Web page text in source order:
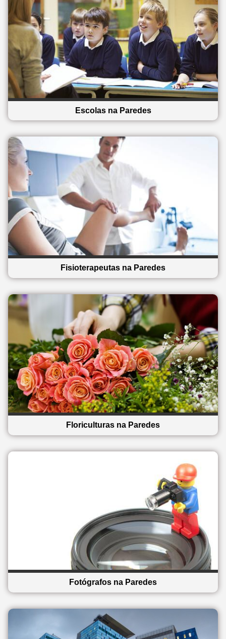
Escolas na Paredes
Fisioterapeutas na Paredes
Floriculturas na Paredes
Fotógrafos na Paredes